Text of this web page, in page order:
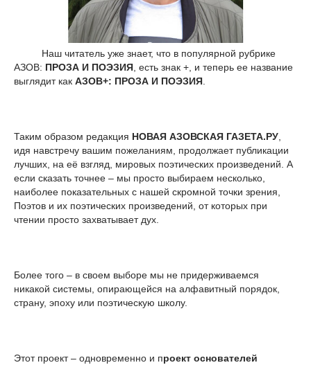
Наш читатель уже знает, что в популярной рубрике
АЗОВ: ПРОЗА И ПОЭЗИЯ , есть знак +, и теперь ее название
выглядит как АЗОВ+: ПРОЗА И ПОЭЗИЯ
Таким образом редакция НОВАЯ АЗОВСКАЯ ГАЗЕТА.РУ
идя навстречу вашим пожеланиям, продолжает публикации
лучших, на её взгляд, мировых поэтических произведений. А
если сказать точнее – мы просто выбираем несколько,
наиболее показательных с нашей скромной точки зрения,
Поэтов и их поэтических произведений, от которых при
чтении просто захватывает дух.
Более того – в своем выборе мы не придерживаемся
никакой системы, опирающейся на алфавитный порядок,
страну, эпоху или поэтическую школу.
Этот проект – одновременно и проект основателей